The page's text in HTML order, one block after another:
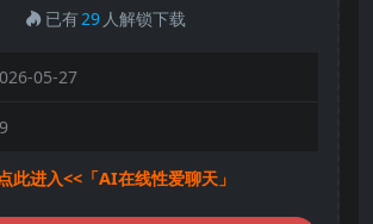
已有29 人解锁下载
05-27
此进入<<「AI在线性爱聊天」